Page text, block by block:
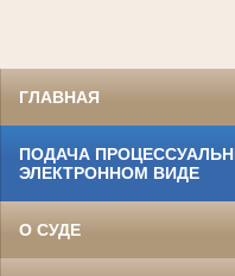
ГЛАВНАЯ
ПОДАЧА
ЭЛЕКТРОННОМ ВИДЕ
О СУДЕ